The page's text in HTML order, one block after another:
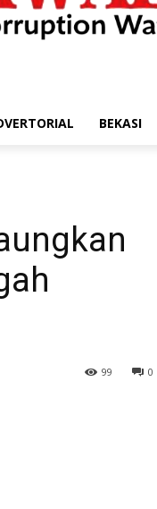
BEKASI
0
99